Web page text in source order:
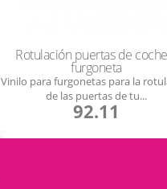
Rotulación puertas de
furgoneta
Vinilo para furgonetas para la
de las puertas de tu...
92.11